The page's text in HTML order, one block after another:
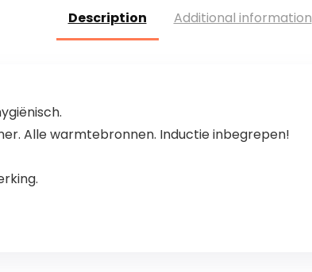
Description Additional information
Alle warmtebronnen. Inductie inbegrepen!